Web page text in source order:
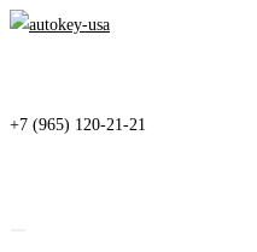
Перейти
+7 (965) 120-21-21